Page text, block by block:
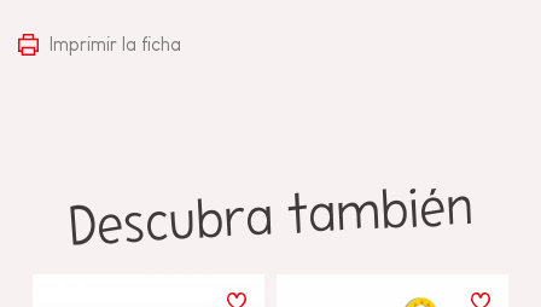
Imprimir la ficha
Descubra también